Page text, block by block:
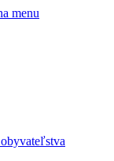
menu